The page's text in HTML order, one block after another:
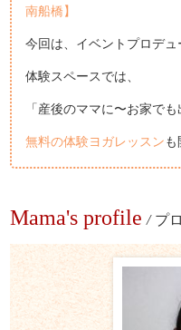
南船橋】
今回は、イベントプロデ
体験スペースでは、
「産後のママに〜お家で
無料の体験ヨガレッスンも
Mama's profile / プ